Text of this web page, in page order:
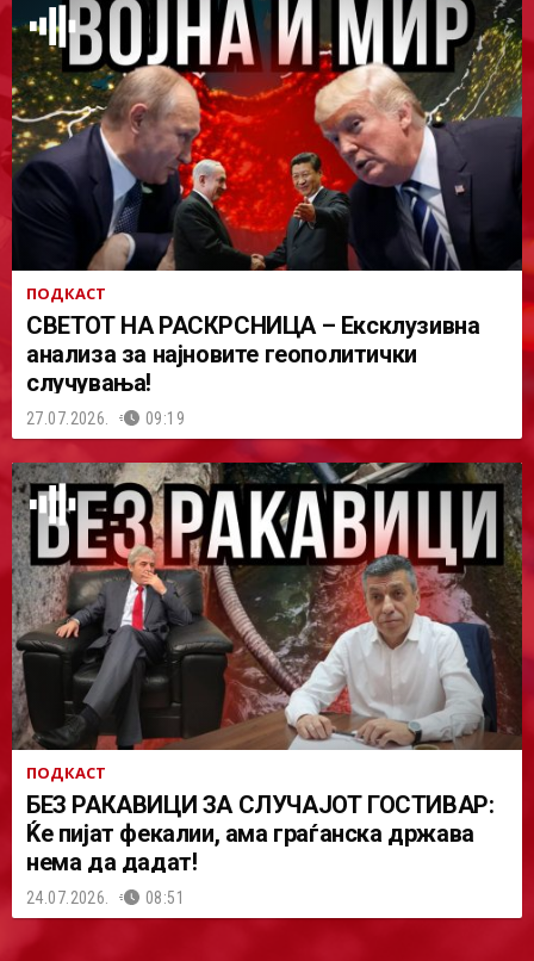
ПОДКАСТ
СВЕТОТ НА РАСКРСНИЦА – Ексклузивна
анализа за најновите геополитички
случувања!
27.07.2026. 09:19
ПОДКАСТ
БЕЗ РАКАВИЦИ ЗА СЛУЧАЈОТ ГОСТИВАР:
Ќе пијат фекалии, ама граѓанска држава
нема да дадат!
24.07.2026. 08:51